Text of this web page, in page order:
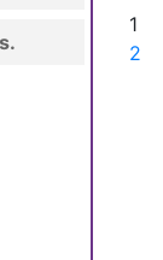
1
2